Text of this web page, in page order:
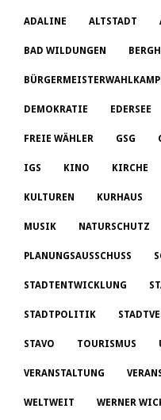
ADALINE ALTSTADT
BAD WILDUNGEN
DEMOKRATIE EDERSEE
FREIE WÄHLER GSG
IGS KINO KIRCHE
KULTUREN KURHAUS
MUSIK NATURSCHUTZ
PLANUNGSAUSSCHUSS
STADTENTWICKLUNG
STADTPOLITIK
STAVO TOURISMUS
VERANSTALTUNG
WELTWEIT WERNER